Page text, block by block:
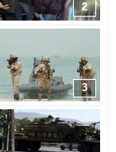
2
3